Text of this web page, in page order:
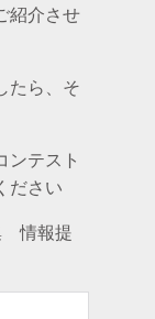
紹介させ
たら、そ
ンテスト
ださい
情報提